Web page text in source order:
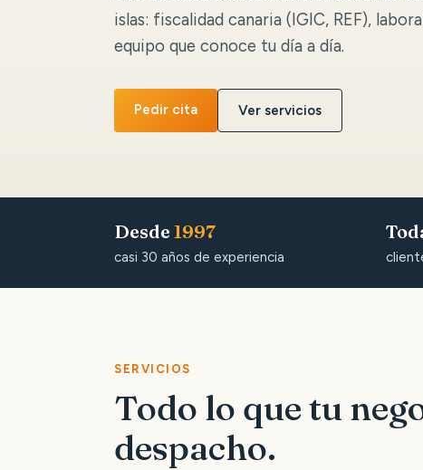
islas: fiscalidad canaria (IGIC, REF),
equipo que conoce tu día a día.
Pedir cita Ver servicios
Desde 1997
casi 30 años de experiencia
SERVICIOS
Todo lo que tu
despacho.